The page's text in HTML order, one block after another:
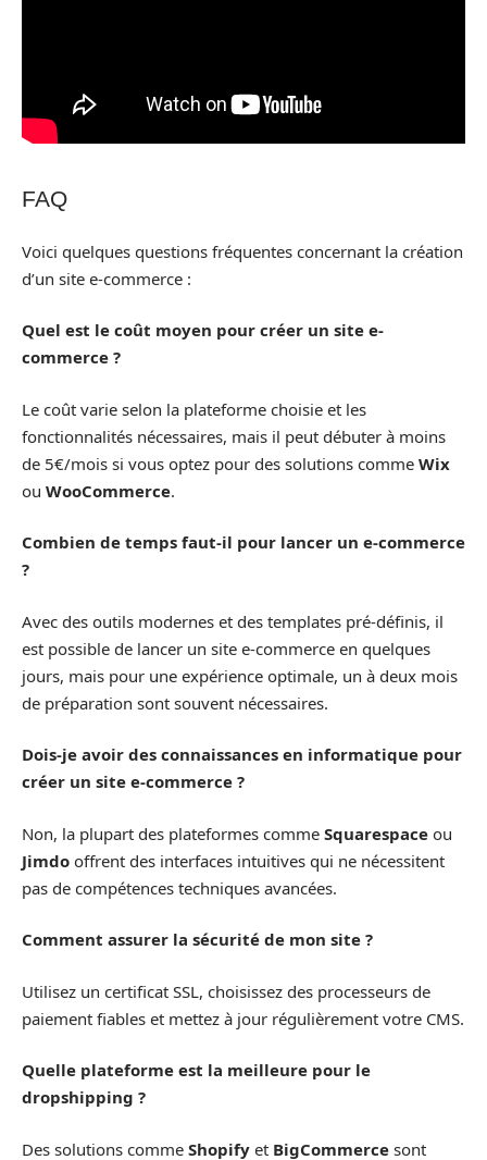
FAQ
Voici quelques questions fréquentes concernant la création
d’un site e-commerce :
Quel est le coût moyen pour créer un site e-
commerce ?
Le coût varie selon la plateforme choisie et les
fonctionnalités nécessaires, mais il peut débuter à moins
de 5€/mois si vous optez pour des solutions comme Wix
ou WooCommerce.
Combien de temps faut-il pour lancer un e-commerce
?
Avec des outils modernes et des templates pré-définis, il
est possible de lancer un site e-commerce en quelques
jours, mais pour une expérience optimale, un à deux mois
de préparation sont souvent nécessaires.
Dois-je avoir des connaissances en informatique pour
créer un site e-commerce ?
Non, la plupart des plateformes comme Squarespace ou
Jimdo offrent des interfaces intuitives qui ne nécessitent
pas de compétences techniques avancées.
Comment assurer la sécurité de mon site ?
Utilisez un certificat SSL, choisissez des processeurs de
paiement fiables et mettez à jour régulièrement votre CMS.
Quelle plateforme est la meilleure pour le
dropshipping ?
Des solutions comme Shopify et BigCommerce sont